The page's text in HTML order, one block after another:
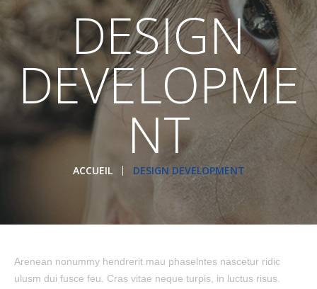
DESIGN
DEVELOPME
NT
ACCUEIL DESIGN DEVELOPMENT
Arenean nonummy hendrerit mau phaselntes nascetur ridic
ulusm dui fusce feu. Cras vitae neque turpis, in luctus risus.